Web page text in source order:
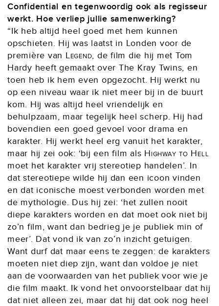
Confidential en tegenwoordig ook als regisseur
werkt. Hoe verliep jullie samenwerking?
“Ik heb altijd heel goed met hem kunnen
opschieten. Hij was laatst in Londen voor de
première van Legend, de film die hij met Tom
Hardy heeft gemaakt over The Kray Twins, en
toen heb ik hem even opgezocht. Hij werkt nu
op een niveau waar ik niet meer bij in de buurt
kom. Hij was altijd heel vriendelijk en
behulpzaam, maar tegelijk heel scherp. Hij had
bovendien een goed gevoel voor drama en
karakter. Hij werkt heel erg vanuit het karakter,
maar hij zei ook: ‘bij een film als Highway to Hell
moet het karakter vrij stereotiep handelen’. In
dat stereotiepe wilde hij dan een icoon vinden
en dat iconische moest verbonden worden met
de mythologie. Dus hij zei: ‘het zullen nooit
diepe karakters worden en dat moet ook niet bij
zo’n film, want dan bedrieg je je publiek min of
meer’. Dat vond ik van zo’n inzicht getuigen.
Want durf dat maar eens te zeggen: de karakters
moeten niet diep zijn, want dan voldoe je niet
aan de voorwaarden van het publiek voor wie je
die film maakt. Ik vond het onvoorstelbaar dat hij
dat niet alleen zei, maar dat hij dat ook nog heel